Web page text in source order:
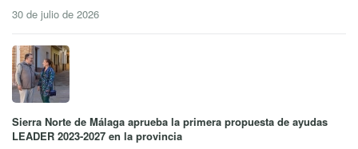
30 de julio de 2026
Sierra Norte de Málaga aprueba la primera propuesta de ayudas
LEADER 2023-2027 en la provincia